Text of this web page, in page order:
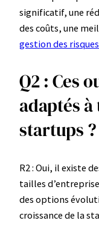
significatif, une
des coûts, une
gestion des
Q2 : Ces
adaptés
startups ?
R2 : Oui, il existe
tailles
des options
croissance de la